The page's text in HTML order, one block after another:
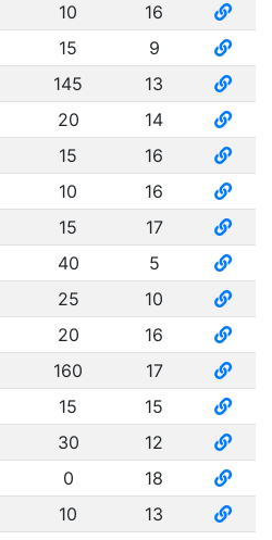
10
16
15
9
145
13
20
14
15
16
10
16
15
17
40
5
25
10
20
16
160
17
15
15
30
12
0
18
10
13